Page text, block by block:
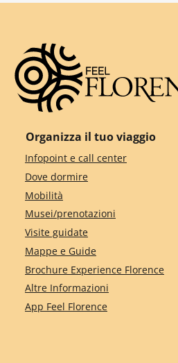
Organizza il tuo viaggio
Infopoint e call center
Dove dormire
Mobilità
Musei/prenotazioni
Visite guidate
Mappe e Guide
Brochure Experience Florence
Altre Informazioni
App Feel Florence